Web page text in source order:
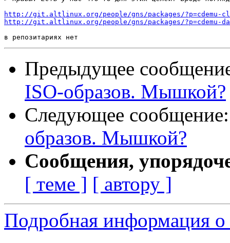
http://git.altlinux.org/people/gns/packages/?p=cdemu-
http://git.altlinux.org/people/gns/packages/?p=cdemu-
Предыдущее
ISO-образов. Мышкой?
Следующее
образов. Мышкой?
Сообщения,
[ теме ] [ автору ]
Подробная информация о